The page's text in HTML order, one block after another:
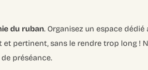
du ruban. Organisez un espace dédié
pertinent, sans le rendre trop long !
préséance.